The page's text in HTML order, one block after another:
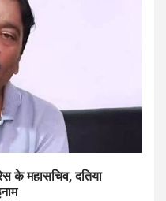
के महासचिव, दतिया